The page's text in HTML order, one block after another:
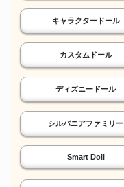
キャラクタードール
カスタムドール
ディズニードール
シルバニアファミリー
Smart Doll